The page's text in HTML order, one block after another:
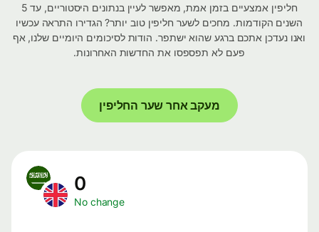
חליפין אמצעיים בזמן אמת, מאפשר לעיין בנתונים היסטוריים, עד 5
השנים הקודמות. מחכים לשער חליפין טוב יותר? הגדירו התראה עכשיו
ואנו נעדכן אתכם ברגע שהוא ישתפר. הודות לסיכומים היומיים שלנו, אף
פעם לא תפספסו את החדשות האחרונות.
מעקב אחר שער החליפין
No change